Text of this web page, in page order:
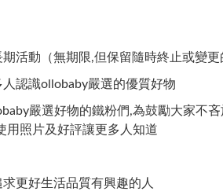
期活動（無期限,但保留隨時終止或變更
人認識ollobaby嚴選的優質好物
嚴選好物的鐵粉們,為鼓勵大家不
用照片及好評讓更多人知道
求更好生活品質有興趣的人